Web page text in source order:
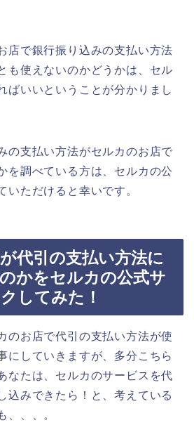
店で銀行振り込みの支払い方法
も使えないのかどうかは、セル
ばいいということが分かりまし
の支払い方法がセルカのお店で
を調べている方は、セルカの公
いただけると幸いです。
代引の支払い方法に
かをセルカの公式サ
してみた！
のお店で代引の支払い方法が使
にしていきますが、多分こちら
なたは、セルカのサービスを代
込みできたら！と、考えている
、、、。